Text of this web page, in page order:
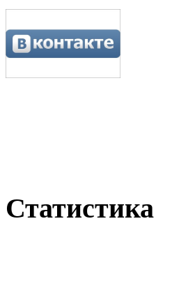
Статистика